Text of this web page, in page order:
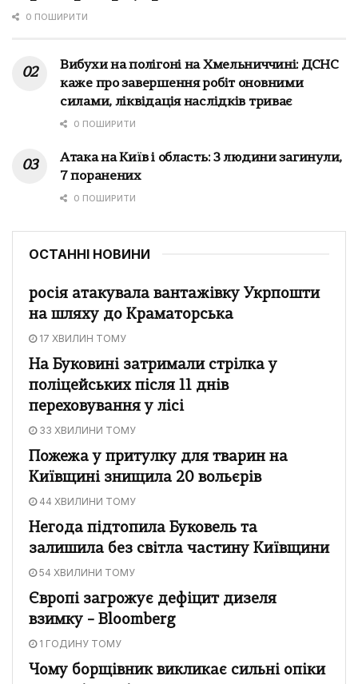
0 ПОШИРИТИ
Вибухи на полігоні на Хмельниччині: ДСНС
каже про завершення робіт оновними
силами, ліквідація наслідків триває
0 ПОШИРИТИ
Атака на Київ і область: 3 людини загинули,
7 поранених
0 ПОШИРИТИ
ОСТАННІ НОВИНИ
росія атакувала вантажівку Укрпошти
на шляху до Краматорська
17 ХВИЛИН ТОМУ
На Буковині затримали стрілка у
поліцейських після 11 днів
переховування у лісі
33 ХВИЛИНИ ТОМУ
Пожежа у притулку для тварин на
Київщині знищила 20 вольєрів
44 ХВИЛИНИ ТОМУ
Негода підтопила Буковель та
залишила без світла частину Київщини
54 ХВИЛИНИ ТОМУ
Європі загрожує дефіцит дизеля
взимку – Bloomberg
1 ГОДИНУ ТОМУ
Чому борщівник викликає сильні опіки